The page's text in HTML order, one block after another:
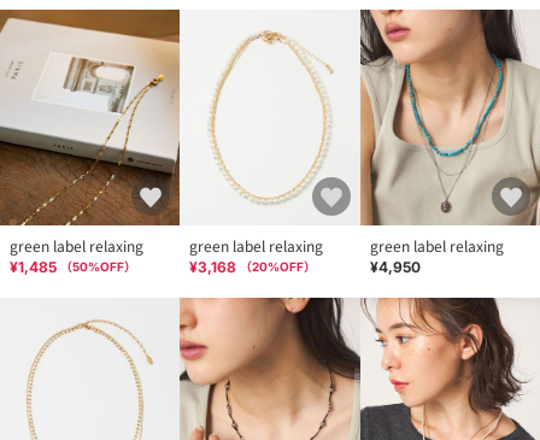
green label relaxing
¥1,485 （50%OFF）
green label relaxing
¥3,168 （20%OFF）
green label relaxing
¥4,950